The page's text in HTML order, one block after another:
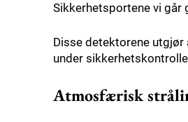
Sikkerhetsportene vi går
Disse detektorene utgjør
under
Atmosfærisk